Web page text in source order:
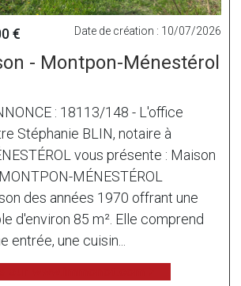
€ Date de création : 10/07/2026
- Montpon-Ménestérol
: 18113/148 - L'office
Stéphanie BLIN, notaire à
vous présente : Maison
MÉNESTÉROL
des années 1970 offrant une
d'environ 85 m². Elle comprend
entrée, une cuisin...